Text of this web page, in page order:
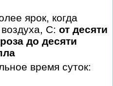
ярок, когда
С: от десяти
до десяти
время суток: